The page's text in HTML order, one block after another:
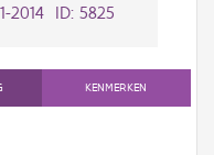
2014 ID: 5825
KENMERKEN